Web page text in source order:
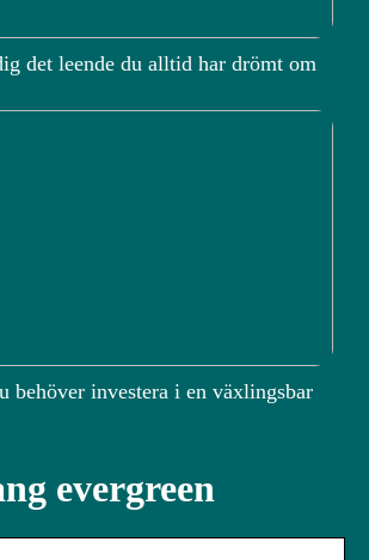
det leende du alltid har drömt om
behöver investera i en växlingsbar
evergreen